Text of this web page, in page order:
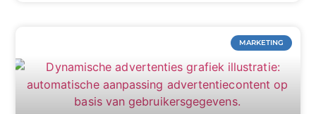
MARKETING